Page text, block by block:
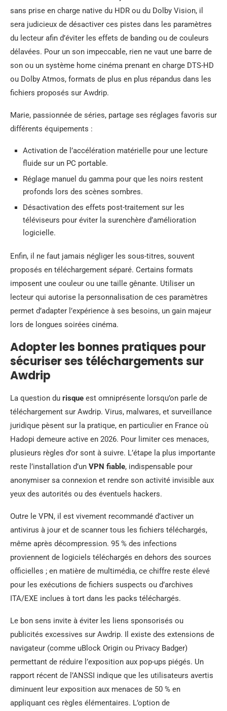
sans prise en charge native du HDR ou du Dolby Vision, il
sera judicieux de désactiver ces pistes dans les paramètres
du lecteur afin d’éviter les effets de banding ou de couleurs
délavées. Pour un son impeccable, rien ne vaut une barre de
son ou un système home cinéma prenant en charge DTS-HD
ou Dolby Atmos, formats de plus en plus répandus dans les
fichiers proposés sur Awdrip.
Marie, passionnée de séries, partage ses réglages favoris sur
différents équipements :
Activation de l’accélération matérielle pour une lecture
fluide sur un PC portable.
Réglage manuel du gamma pour que les noirs restent
profonds lors des scènes sombres.
Désactivation des effets post-traitement sur les
téléviseurs pour éviter la surenchère d’amélioration
logicielle.
Enfin, il ne faut jamais négliger les sous-titres, souvent
proposés en téléchargement séparé. Certains formats
imposent une couleur ou une taille gênante. Utiliser un
lecteur qui autorise la personnalisation de ces paramètres
permet d’adapter l’expérience à ses besoins, un gain majeur
lors de longues soirées cinéma.
Adopter les bonnes pratiques pour
sécuriser ses téléchargements sur
Awdrip
La question du risque est omniprésente lorsqu’on parle de
téléchargement sur Awdrip. Virus, malwares, et surveillance
juridique pèsent sur la pratique, en particulier en France où
Hadopi demeure active en 2026. Pour limiter ces menaces,
plusieurs règles d’or sont à suivre. L’étape la plus importante
reste l’installation d’un VPN fiable, indispensable pour
anonymiser sa connexion et rendre son activité invisible aux
yeux des autorités ou des éventuels hackers.
Outre le VPN, il est vivement recommandé d’activer un
antivirus à jour et de scanner tous les fichiers téléchargés,
même après décompression. 95 % des infections
proviennent de logiciels téléchargés en dehors des sources
officielles ; en matière de multimédia, ce chiffre reste élevé
pour les exécutions de fichiers suspects ou d’archives
ITA/EXE inclues à tort dans les packs téléchargés.
Le bon sens invite à éviter les liens sponsorisés ou
publicités excessives sur Awdrip. Il existe des extensions de
navigateur (comme uBlock Origin ou Privacy Badger)
permettant de réduire l’exposition aux pop-ups piégés. Un
rapport récent de l’ANSSI indique que les utilisateurs avertis
diminuent leur exposition aux menaces de 50 % en
appliquant ces règles élémentaires. L’option de